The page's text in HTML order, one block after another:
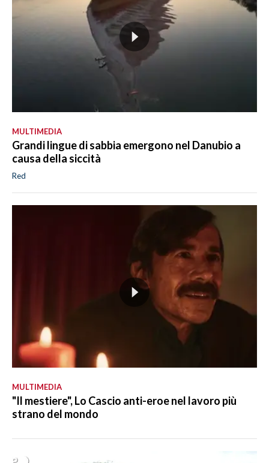
MULTIMEDIA
Grandi lingue di sabbia emergono nel Danubio a
causa della siccità
Red
MULTIMEDIA
"Il mestiere", Lo Cascio anti-eroe nel lavoro più
strano del mondo